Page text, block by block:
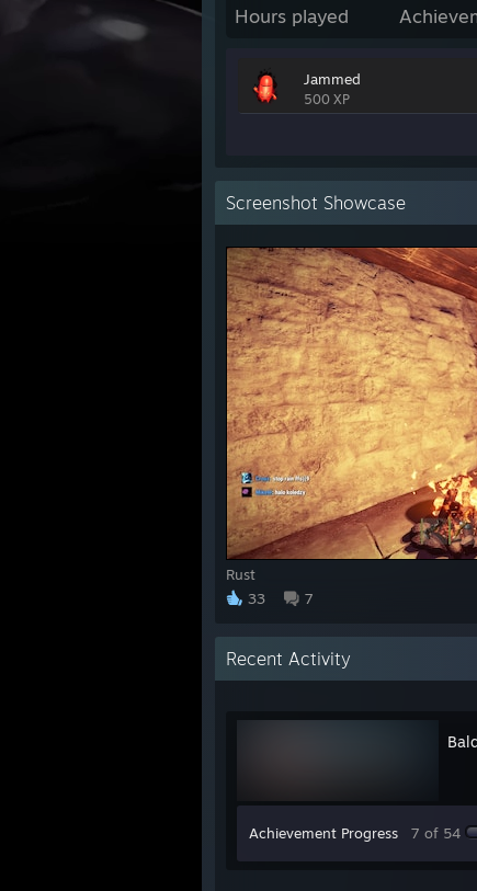
Hours played
Jammed
500 XP
Screenshot Showcase
Rust
33
7
Recent Activity
Achievement Progress 7 of 54